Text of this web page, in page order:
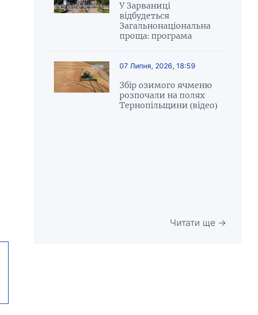
У Зарваниці
відбудеться
Загальнонаціональна
проща: програма
07 Липня, 2026, 18:59
Збір озимого ячменю
розпочали на полях
Тернопільщини (відео)
Читати ще →